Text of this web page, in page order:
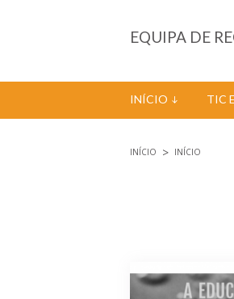
EQUIPA DE
INÍCIO TIC
INÍCIO INÍCIO
Páginas